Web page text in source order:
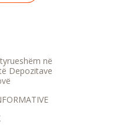
në
Depozitave